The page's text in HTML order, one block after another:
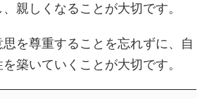
親しくなることが大切です。
を尊重することを忘れずに、自
築いていくことが大切です。